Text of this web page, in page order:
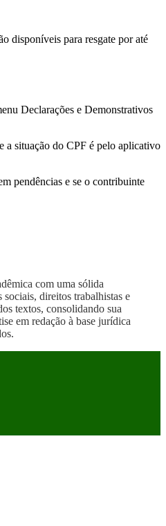
disponíveis para resgate por até
Declarações e Demonstrativos
a situação do CPF é pelo aplicativo
pendências e se o contribuinte
com uma sólida
direitos trabalhistas e
textos, consolidando sua
em redação à base jurídica